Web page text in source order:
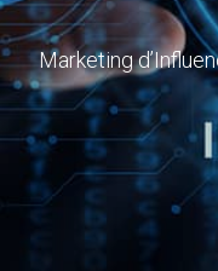
Marketing